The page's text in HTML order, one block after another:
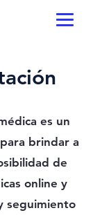
es un
brindar a
de
online y
seguimiento